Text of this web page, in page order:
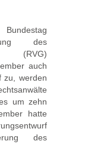
des
(RVG)
auch
zu, werden
um zehn
hatte
des